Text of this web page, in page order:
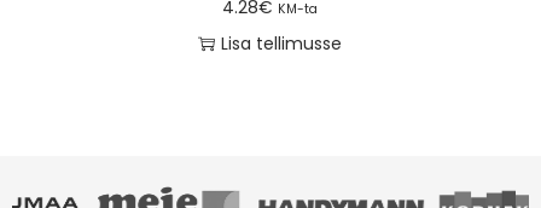
4.28€ KM-ta
Lisa tellimusse